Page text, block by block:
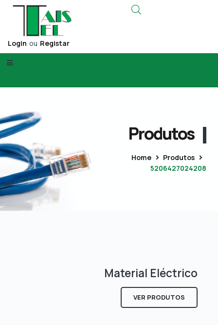
Login ou Registar
Produtos
Home
Produtos
5206427024208
Material Eléctrico
VER PRODUTOS